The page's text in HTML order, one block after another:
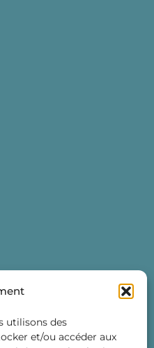
utilisons des
et/ou accéder aux